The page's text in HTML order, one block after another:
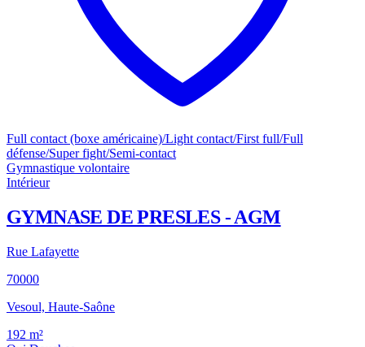
Full contact (boxe américaine)/Light contact/First full/Full
défense/Super fight/Semi-contact
Gymnastique volontaire
Intérieur
GYMNASE DE PRESLES - AGM
Rue Lafayette
70000
Vesoul, Haute-Saône
192 m²